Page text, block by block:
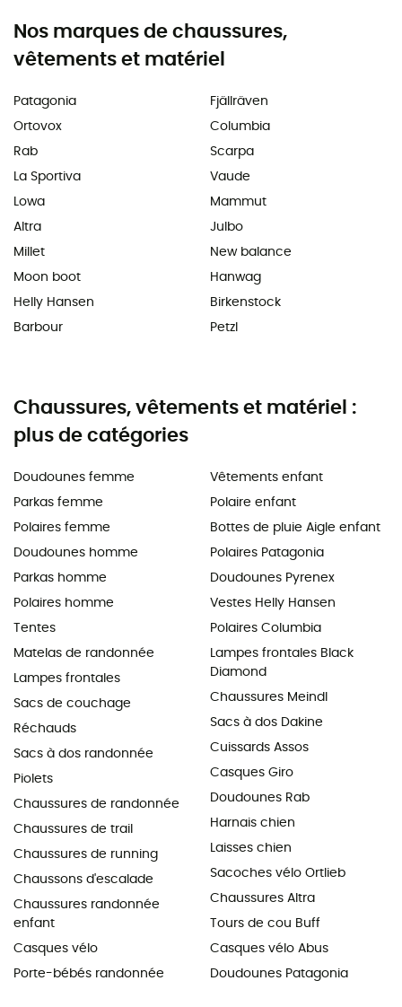
Nos marques de chaussures,
vêtements et matériel
Patagonia
Ortovox
Rab
La Sportiva
Lowa
Altra
Millet
Moon boot
Helly Hansen
Barbour
Fjällräven
Columbia
Scarpa
Vaude
Mammut
Julbo
New balance
Hanwag
Birkenstock
Petzl
Chaussures, vêtements et matériel :
plus de catégories
Doudounes femme
Parkas femme
Polaires femme
Doudounes homme
Parkas homme
Polaires homme
Tentes
Matelas de randonnée
Lampes frontales
Sacs de couchage
Réchauds
Sacs à dos randonnée
Piolets
Chaussures de randonnée
Chaussures de trail
Chaussures de running
Chaussons d'escalade
Chaussures randonnée
enfant
Casques vélo
Porte-bébés randonnée
Vêtements enfant
Polaire enfant
Bottes de pluie Aigle enfant
Polaires Patagonia
Doudounes Pyrenex
Vestes Helly Hansen
Polaires Columbia
Lampes frontales Black
Diamond
Chaussures Meindl
Sacs à dos Dakine
Cuissards Assos
Casques Giro
Doudounes Rab
Harnais chien
Laisses chien
Sacoches vélo Ortlieb
Chaussures Altra
Tours de cou Buff
Casques vélo Abus
Doudounes Patagonia